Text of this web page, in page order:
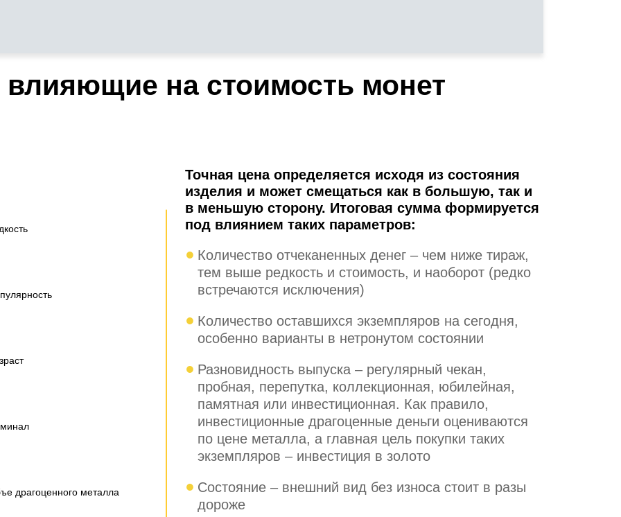
на стоимость монет
драгоценного металла
Точная цена определяется исходя из состояния
изделия и может смещаться как в большую, так и
в меньшую сторону. Итоговая сумма формируется
под влиянием таких параметров:
Количество отчеканенных денег – чем ниже тираж,
тем выше редкость и стоимость, и наоборот (редко
встречаются исключения)
Количество оставшихся экземпляров на сегодня,
особенно варианты в нетронутом состоянии
Разновидность выпуска – регулярный чекан,
пробная, перепутка, коллекционная, юбилейная,
памятная или инвестиционная. Как правило,
инвестиционные драгоценные деньги оцениваются
по цене металла, а главная цель покупки таких
экземпляров – инвестиция в золото
Состояние – внешний вид без износа стоит в разы
дороже